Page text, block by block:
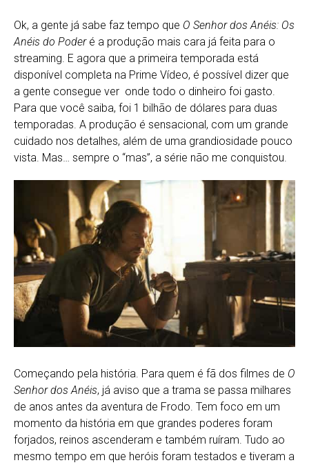
Ok, a gente já sabe faz tempo que O Senhor dos Anéis: Os
Anéis do Poderé a produção mais cara já feita para o
streaming. E agora que a primeira temporada está
disponível completa na Prime Vídeo, é possível dizer que
a gente consegue ver onde todo o dinheiro foi gasto.
Para que você saiba, foi 1 bilhão de dólares para duas
temporadas. A produção é sensacional, com um grande
cuidado nos detalhes, além de uma grandiosidade pouco
vista. Mas… sempre o “mas”, a série não me conquistou.
Começando pela história. Para quem é fã dos filmes de O
Senhor dos Anéis, já aviso que a trama se passa milhares
de anos antes da aventura de Frodo. Tem foco em um
momento da história em que grandes poderes foram
forjados, reinos ascenderam e também ruíram. Tudo ao
mesmo tempo em que heróis foram testados e tiveram a